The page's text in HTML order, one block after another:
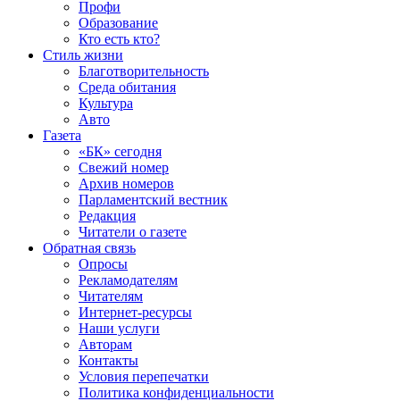
Профи
Образование
Кто есть кто?
Стиль жизни
Благотворительность
Среда обитания
Культура
Авто
Газета
«БК» сегодня
Свежий номер
Архив номеров
Парламентский вестник
Редакция
Читатели о газете
Обратная связь
Опросы
Рекламодателям
Читателям
Интернет-ресурсы
Наши услуги
Авторам
Контакты
Условия перепечатки
Политика конфиденциальности